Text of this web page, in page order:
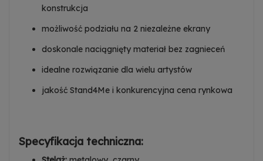
konstrukcja
możliwość podziału na 2 niezależne ekrany
doskonale naciągnięty materiał bez zagnieceń
idealne rozwiązanie dla wielu artystów
jakość Stand4Me i konkurencyjna cena rynkowa
Specyfikacja techniczna: